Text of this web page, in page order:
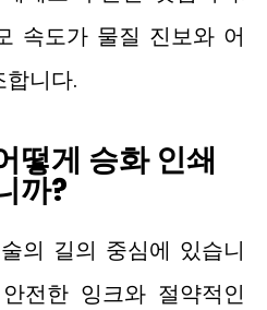
속도가 물질 진보와 어
니다.
떻게 승화 인쇄
까?
의 길의 중심에 있습니
전한 잉크와 절약적인